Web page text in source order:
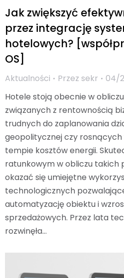
Jak zwiększyć
przez integrację
hotelowych?
OS]
Aktualności Przez sekr
04/
Hotele stoją obecnie w
związanych z rentownością
trudnych do zaplanowania
geopolitycznej czy
tempie kosztów energii.
ratunkowym w obliczu takich
okazać się umiejętne
technologicznych
automatyzację obiektu i
sprzedażowych. Przez lata
rozwinęła…